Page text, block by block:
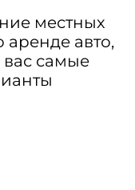
местных
авто,
вас самые